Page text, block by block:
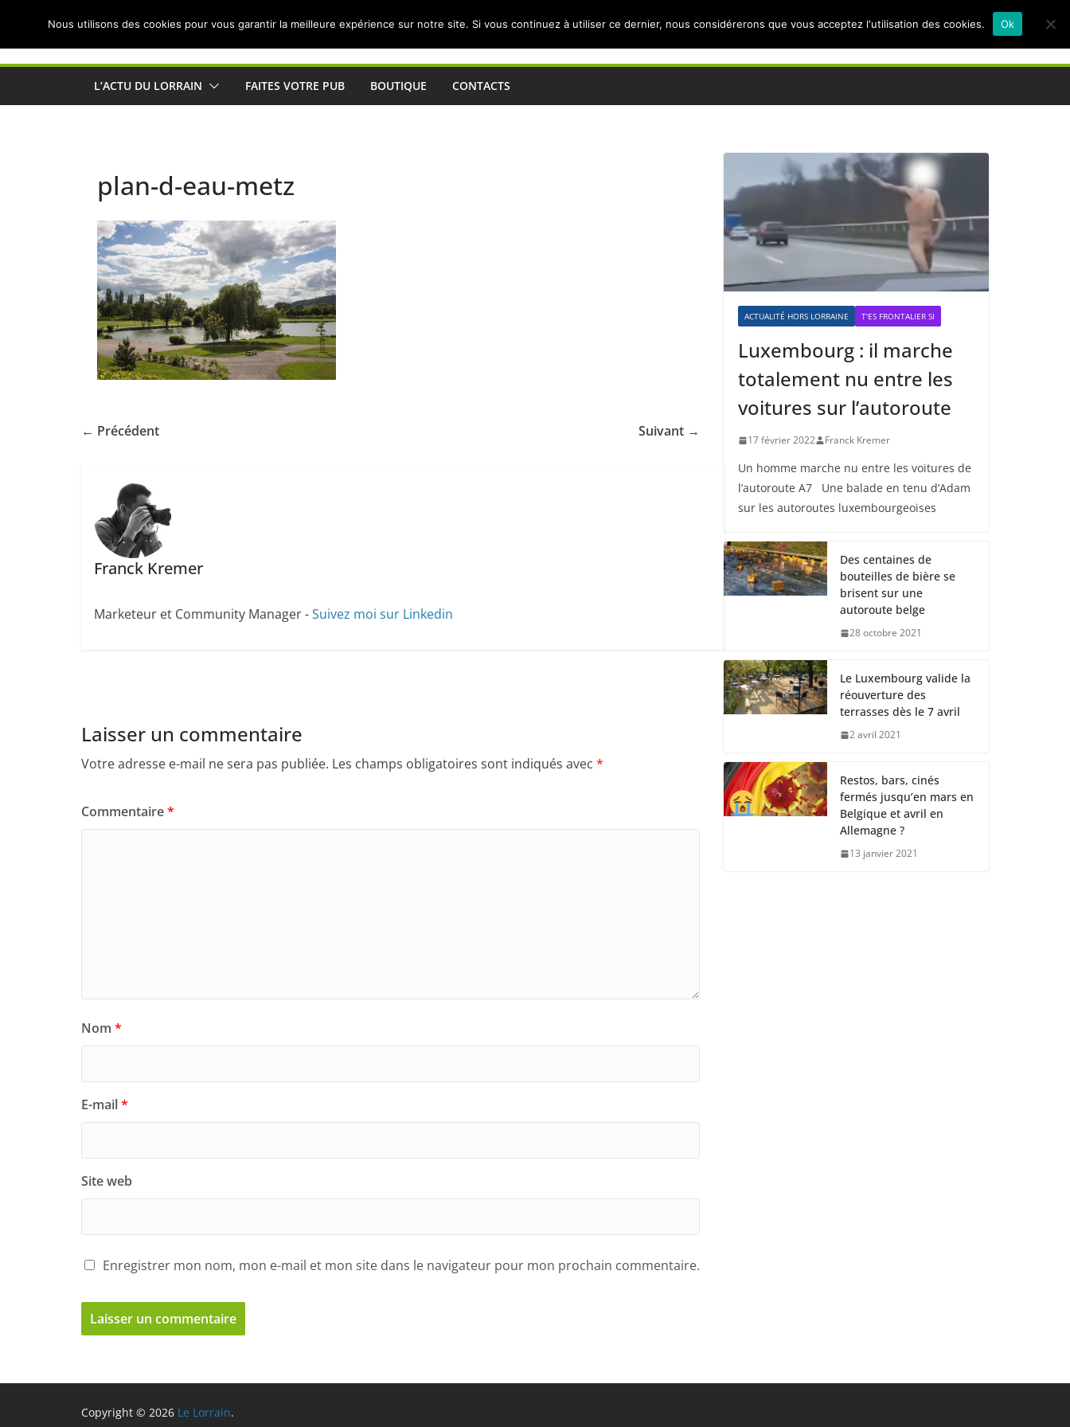
Actualités de Lorraine pour les Lorrains
L’ACTU DU LORRAIN FAITES VOTRE PUB BOUTIQUE CONTACTS
plan-d-eau-metz
← Précédent Suivant →
Franck Kremer
Marketeur et Community Manager -Suivez moi sur Linkedin
Laisser un commentaire
Votre adresse e-mail ne sera pas publiée. Les champs obligatoires sont indiqués avec *
Commentaire*
Nom *
E-mail*
Site web
Enregistrer mon nom, mon e-mail et mon site dans le navigateur pour mon prochain commentaire.
ACTUALITÉ HORS LORRAINE T'ES FRONTALIER SI
Luxembourg : il marche
totalement nu entre les
voitures sur l’autoroute
17 février 2022 Franck Kremer
Un homme marche nu entre les voitures de
l’autoroute A7 Une balade en tenu d’Adam
sur les autoroutes luxembourgeoises
Des centaines de
bouteilles de bière se
brisent sur une
autoroute belge
28 octobre 2021
Le Luxembourg valide la
réouverture des
terrasses dès le 7 avril
2 avril 2021
Restos, bars, cinés
fermés jusqu’en mars en
Belgique et avril en
Allemagne ?
13 janvier 2021
Copyright © 2026 Le Lorrain.
Nous utilisons des cookies pour vous garantir la meilleure expérience sur notre site. Si vous continuez à utiliser ce dernier, nous considérerons que vous acceptez l'utilisation des cookies. Ok